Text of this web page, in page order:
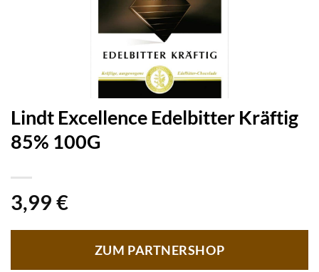
Lindt Excellence Edelbitter Kräftig
85% 100G
3,99 €
ZUM PARTNERSHOP